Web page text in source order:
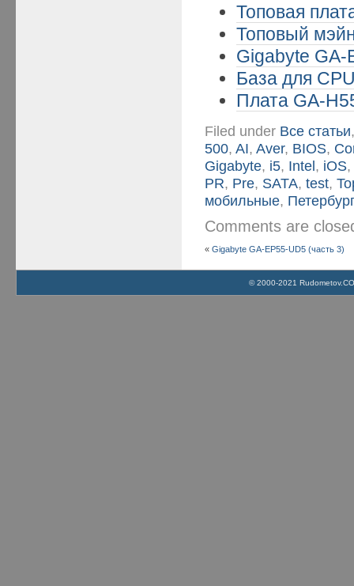
Топовая
Топовый
Gigabyte GA-
База для
Плата GA-
Filed under Все статьи
500,AI,Aver, BIOS,
Gigabyte, i5, Intel, iOS
PR, Pre, SATA,test,
мобильные, Петербург
Comments are
«Gigabyte GA-EP55-UD5 (часть 3)
© 2000-2021